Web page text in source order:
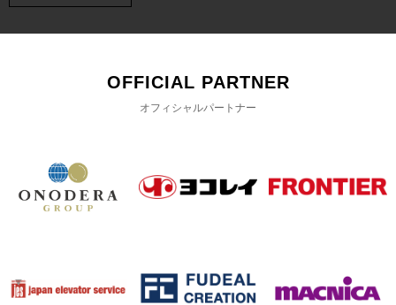
OFFICIAL PARTNER
オフィシャルパートナー